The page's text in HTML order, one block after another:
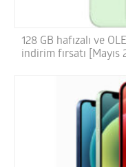
128 GB hafızalı ve
indirim fırsatı [Mayıs